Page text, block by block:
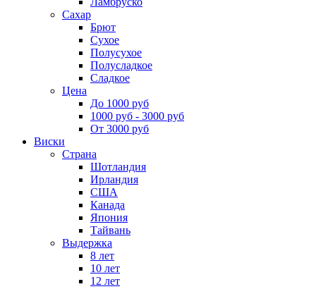
Сахар
Брют
Сухое
Полусухое
Полусладкое
Сладкое
Цена
До 1000 руб
1000 руб - 3000 руб
От 3000 руб
Виски
Страна
Шотландия
Ирландия
США
Канада
Япония
Тайвань
Выдержка
8 лет
10 лет
12 лет